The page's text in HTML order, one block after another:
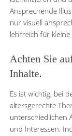
Ansprechende
nur visuell
lehrreich für
Achten Sie
Inhalte.
Es ist wichtig, bei
altersgerechte
unterschiedlichen
und Interessen.